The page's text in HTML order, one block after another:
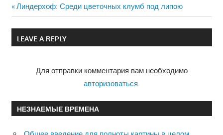
Навигация
по
Previous
Post:
Линдерхоф: Среди цветочных клумб под липою
LEAVE A REPLY
Для отправки комментария вам необходимо
авторизоваться
НЕЗНАЕМЫЕ ВРЕМЕНА